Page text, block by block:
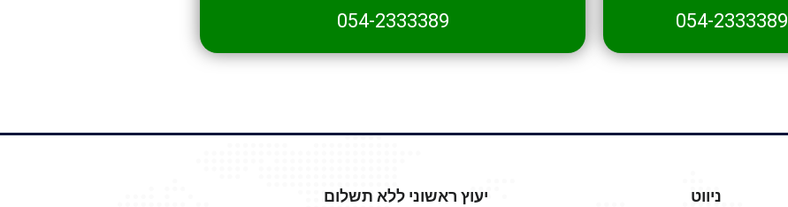
054-2333389
054-2333389
ניווט יעוץ ראשוני ללא תשלום